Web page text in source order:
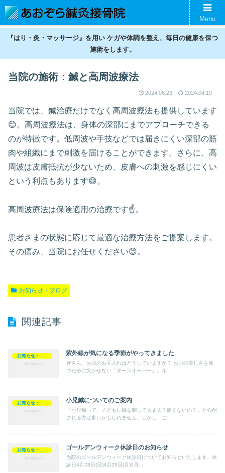
名古屋の鍼灸接骨院。神経痛、スポーツ傷害、美容鍼、ギックリ腰などの不調
を整えます。
『はり・灸・マッサージ』を用い ケガや体調を整え、毎日の健康を保つ
施術をします。
当院の施術：鍼と高周波療法
2024.06.23 2024.04.19
当院では、鍼治療だけでなく高周波療法も提供しています
😊。高周波療法は、身体の深部にまでアプローチできる
のが特徴です。低周波や手技などでは届きにくい深部の筋
肉や組織にまで刺激を届けることができます。さらに、高
周波は皮膚抵抗が少ないため、皮膚への刺激を感じにくい
という利点もあります😄。
高周波療法は保険適用の治療です☝️。
患者さまの状態に応じて最適な治療方法をご提案します。
その痛み、当院にお任せください😊。
お知らせ・ブログ
関連記事
紫外線が気になる季節がやってきました
皆さん、お肌のお手入れはどうしていますか？ お肌の美しさを保
つために欠かせない「ターンオーバー」。年...
小児鍼についてのご案内
「小児鍼って、子どもに鍼を刺して大丈夫？痛くないの？」と心配
される方は多いかもしれません。しかし、ご...
ゴールデンウィーク休診日のお知らせ
当院のゴールデンウィーク休診日についてお知らせいたします。休
診日4月28日(日)4月29日(月)5月...
Menu